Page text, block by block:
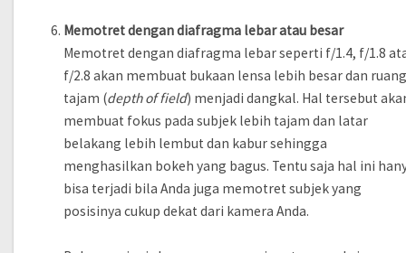
Memotret dengan diafragma lebar atau besar
Memotret dengan diafragma lebar seperti f/1.4, f/1.8
f/2.8 akan membuat bukaan lensa lebih besar dan
tajam (depth of field) menjadi dangkal. Hal tersebut
membuat fokus pada subjek lebih tajam dan latar
belakang lebih lembut dan kabur sehingga
menghasilkan bokeh yang bagus. Tentu saja hal ini
bisa terjadi bila Anda juga memotret subjek yang
posisinya cukup dekat dari kamera Anda.